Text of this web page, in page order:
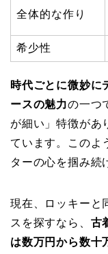
全体的な作り
希少性
時代ごとに微妙に
ースの魅力の一つ
が細い」特徴があ
ています。このよ
ターの心を掴み続
現在、ロッキーと
スを探すなら、 古
は数万円から数十